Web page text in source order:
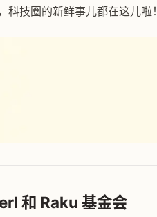
技圈的新鲜事儿都在这儿啦！
和 Raku 基金会